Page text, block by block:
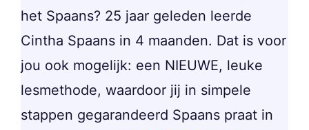
het Spaans? 25 jaar geleden leerde
Cintha Spaans in 4 maanden. Dat is voor
jou ook mogelijk: een NIEUWE, leuke
lesmethode, waardoor jij in simpele
stappen gegarandeerd Spaans praat in